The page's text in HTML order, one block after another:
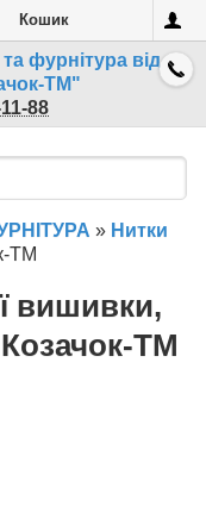
Кошик
88
» Нитки
ТМ
вишивки,
Козачок-ТМ